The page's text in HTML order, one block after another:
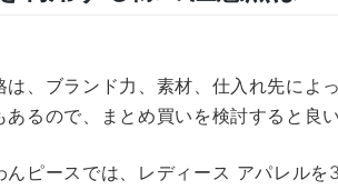
は、ブランド力、素材、仕入れ先によ
あるので、まとめ買いを検討すると良い
んピースでは、レディース アパレル